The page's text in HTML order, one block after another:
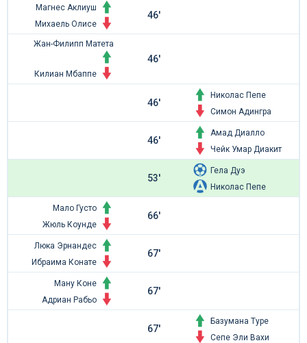
Магнес Аклиуш
Михаель Олисе
46'
Жан-Филипп Матета
Килиан Мбаппе
46'
46'
Николас Пепе
Симон Адингра
46'
Амад Диалло
Чейк Умар Диакит
53'
Гела Дуэ
Николас Пепе
Мало Густо
Жюль Коунде
66'
Люка Эрнандес
Ибраима Конате
67'
Ману Коне
Адриан Рабьо
67'
67'
Базумана Туре
Сепе Эли Вахи